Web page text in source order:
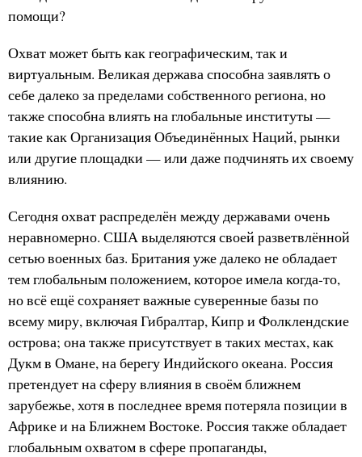
помощи?
Охват может быть как географическим, так и
виртуальным. Великая держава способна заявлять о
себе далеко за пределами собственного региона, но
также способна влиять на глобальные институты —
такие как Организация Объединённых Наций, рынки
или другие площадки — или даже подчинять их своему
влиянию.
Сегодня охват распределён между державами очень
неравномерно. США выделяются своей разветвлённой
сетью военных баз. Британия уже далеко не обладает
тем глобальным положением, которое имела когда-то,
но всё ещё сохраняет важные суверенные базы по
всему миру, включая Гибралтар, Кипр и Фолклендские
острова; она также присутствует в таких местах, как
Дукм в Омане, на берегу Индийского океана. Россия
претендует на сферу влияния в своём ближнем
зарубежье, хотя в последнее время потеряла позиции в
Африке и на Ближнем Востоке. Россия также обладает
глобальным охватом в сфере пропаганды,